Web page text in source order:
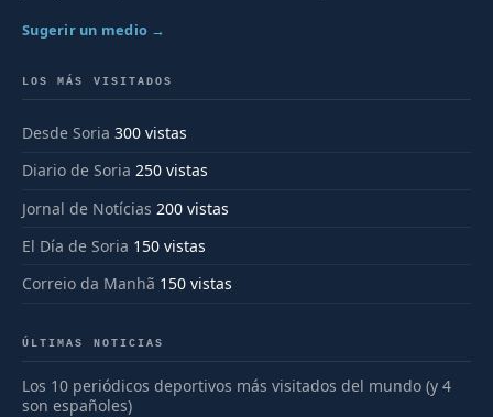
Sugerir un medio →
LOS MÁS VISITADOS
Desde Soria 300 vistas
Diario de Soria 250 vistas
Jornal de Notícias 200 vistas
El Día de Soria 150 vistas
Correio da Manhã 150 vistas
ÚLTIMAS NOTICIAS
Los 10 periódicos deportivos más visitados del mundo (y 4
son españoles)